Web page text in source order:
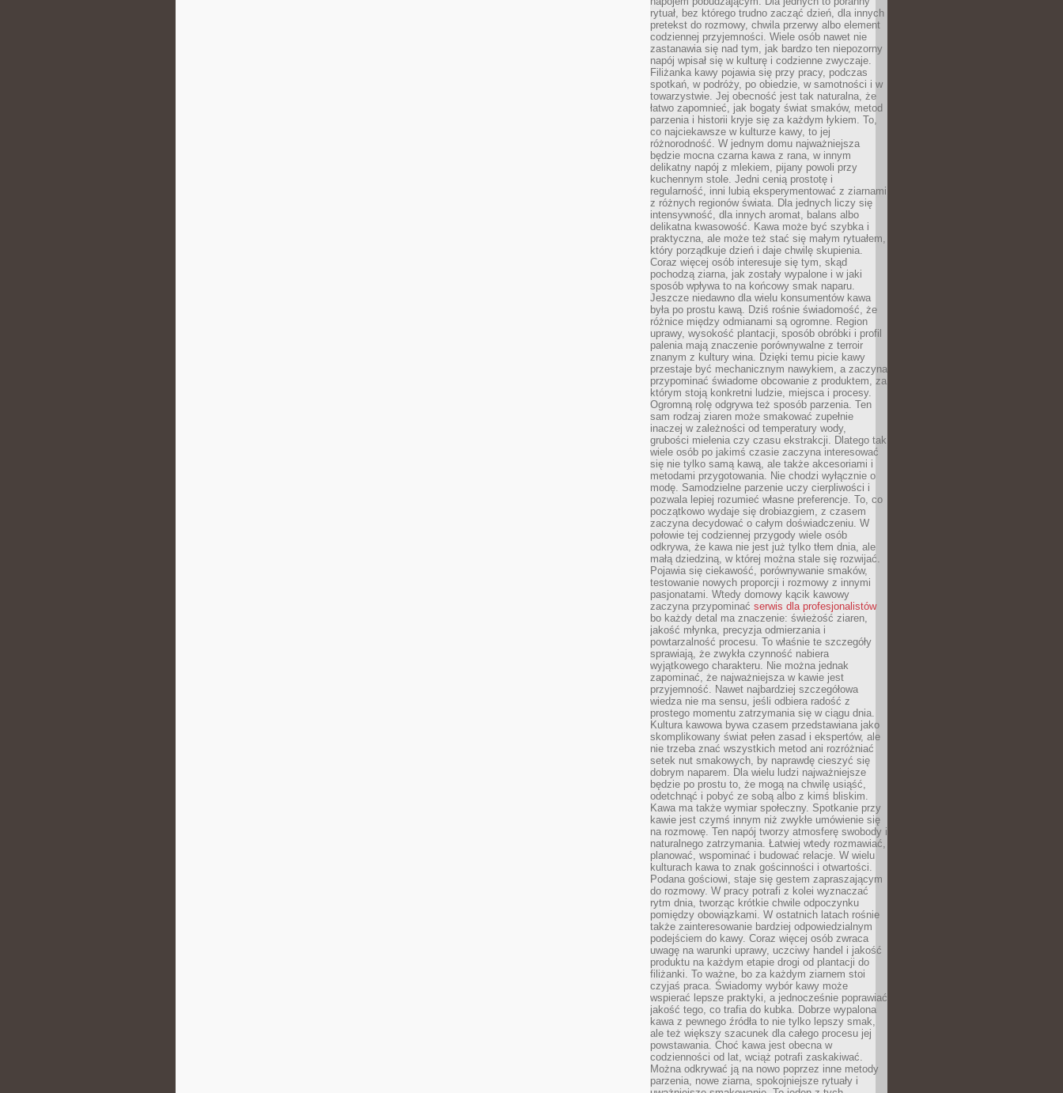
rytuał, bez którego trudno zacząć dzień, dla innych
pretekst do rozmowy, chwila przerwy albo element
codziennej przyjemności. Wiele osób nawet nie
zastanawia się nad tym, jak bardzo ten niepozorny
napój wpisał się w kulturę i codzienne zwyczaje.
Filiżanka kawy pojawia się przy pracy, podczas
spotkań, w podróży, po obiedzie, w samotności i w
towarzystwie. Jej obecność jest tak naturalna, że
łatwo zapomnieć, jak bogaty świat smaków, metod
parzenia i historii kryje się za każdym łykiem. To,
co najciekawsze w kulturze kawy, to jej
różnorodność. W jednym domu najważniejsza
będzie mocna czarna kawa z rana, w innym
delikatny napój z mlekiem, pijany powoli przy
kuchennym stole. Jedni cenią prostotę i
regularność, inni lubią eksperymentować z ziarnami
z różnych regionów świata. Dla jednych liczy się
intensywność, dla innych aromat, balans albo
delikatna kwasowość. Kawa może być szybka i
praktyczna, ale może też stać się małym rytuałem,
który porządkuje dzień i daje chwilę skupienia.
Coraz więcej osób interesuje się tym, skąd
pochodzą ziarna, jak zostały wypalone i w jaki
sposób wpływa to na końcowy smak naparu.
Jeszcze niedawno dla wielu konsumentów kawa
była po prostu kawą. Dziś rośnie świadomość, że
różnice między odmianami są ogromne. Region
uprawy, wysokość plantacji, sposób obróbki i profil
palenia mają znaczenie porównywalne z terroir
znanym z kultury wina. Dzięki temu picie kawy
przestaje być mechanicznym nawykiem, a zaczyna
przypominać świadome obcowanie z produktem, za
którym stoją konkretni ludzie, miejsca i procesy.
Ogromną rolę odgrywa też sposób parzenia. Ten
sam rodzaj ziaren może smakować zupełnie
inaczej w zależności od temperatury wody,
grubości mielenia czy czasu ekstrakcji. Dlatego tak
wiele osób po jakimś czasie zaczyna interesować
się nie tylko samą kawą, ale także akcesoriami i
metodami przygotowania. Nie chodzi wyłącznie o
modę. Samodzielne parzenie uczy cierpliwości i
pozwala lepiej rozumieć własne preferencje. To, co
początkowo wydaje się drobiazgiem, z czasem
zaczyna decydować o całym doświadczeniu. W
połowie tej codziennej przygody wiele osób
odkrywa, że kawa nie jest już tylko tłem dnia, ale
małą dziedziną, w której można stale się rozwijać.
Pojawia się ciekawość, porównywanie smaków,
testowanie nowych proporcji i rozmowy z innymi
pasjonatami. Wtedy domowy kącik kawowy
zaczyna przypominać serwis dla profesjonalistów
bo każdy detal ma znaczenie: świeżość ziaren,
jakość młynka, precyzja odmierzania i
powtarzalność procesu. To właśnie te szczegóły
sprawiają, że zwykła czynność nabiera
wyjątkowego charakteru. Nie można jednak
zapominać, że najważniejsza w kawie jest
przyjemność. Nawet najbardziej szczegółowa
wiedza nie ma sensu, jeśli odbiera radość z
prostego momentu zatrzymania się w ciągu dnia.
Kultura kawowa bywa czasem przedstawiana jako
skomplikowany świat pełen zasad i ekspertów, ale
nie trzeba znać wszystkich metod ani rozróżniać
setek nut smakowych, by naprawdę cieszyć się
dobrym naparem. Dla wielu ludzi najważniejsze
będzie po prostu to, że mogą na chwilę usiąść,
odetchnąć i pobyć ze sobą albo z kimś bliskim.
Kawa ma także wymiar społeczny. Spotkanie przy
kawie jest czymś innym niż zwykłe umówienie się
na rozmowę. Ten napój tworzy atmosferę swobody i
naturalnego zatrzymania. Łatwiej wtedy rozmawiać,
planować, wspominać i budować relacje. W wielu
kulturach kawa to znak gościnności i otwartości.
Podana gościowi, staje się gestem zapraszającym
do rozmowy. W pracy potrafi z kolei wyznaczać
rytm dnia, tworząc krótkie chwile odpoczynku
pomiędzy obowiązkami. W ostatnich latach rośnie
także zainteresowanie bardziej odpowiedzialnym
podejściem do kawy. Coraz więcej osób zwraca
uwagę na warunki uprawy, uczciwy handel i jakość
produktu na każdym etapie drogi od plantacji do
filiżanki. To ważne, bo za każdym ziarnem stoi
czyjaś praca. Świadomy wybór kawy może
wspierać lepsze praktyki, a jednocześnie poprawiać
jakość tego, co trafia do kubka. Dobrze wypalona
kawa z pewnego źródła to nie tylko lepszy smak,
ale też większy szacunek dla całego procesu jej
powstawania. Choć kawa jest obecna w
codzienności od lat, wciąż potrafi zaskakiwać.
Można odkrywać ją na nowo poprzez inne metody
parzenia, nowe ziarna, spokojniejsze rytuały i